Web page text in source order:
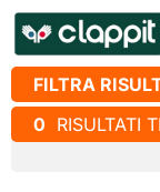
FILTRA
0 RISULTATI